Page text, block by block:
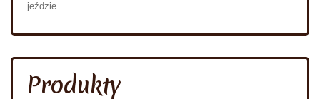
jeździe
Produkty